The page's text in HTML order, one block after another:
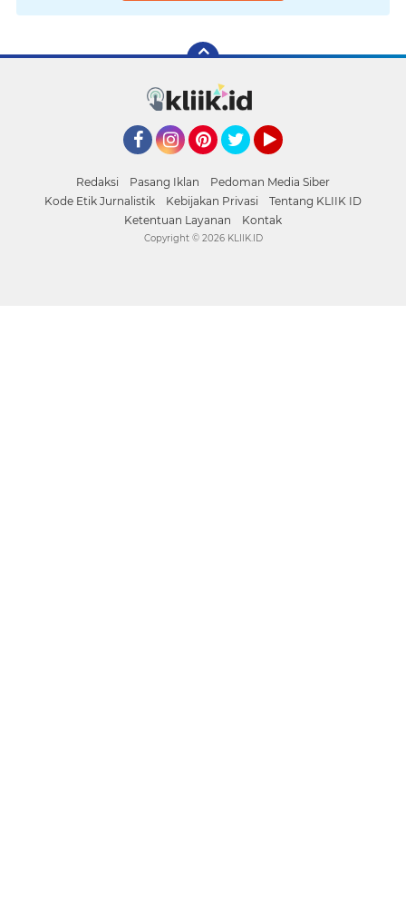
Redaksi Pasang Iklan
Pedoman Media Siber
Kode Etik Jurnalistik
Kebijakan Privasi
Tentang KLIIK ID
Ketentuan Layanan
Kontak
Copyright © 2026 KLIIK.ID